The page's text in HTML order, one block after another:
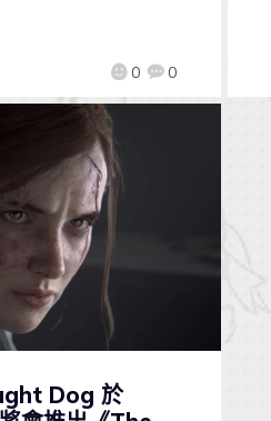
0 0
Dog 於